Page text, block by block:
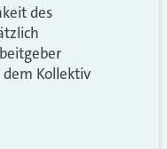
des
Kollektiv